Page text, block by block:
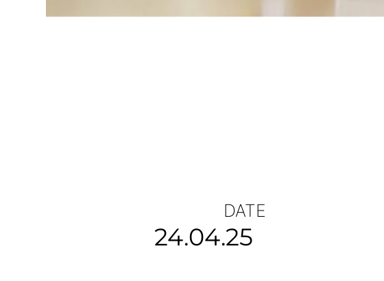
DATE
24.04.25